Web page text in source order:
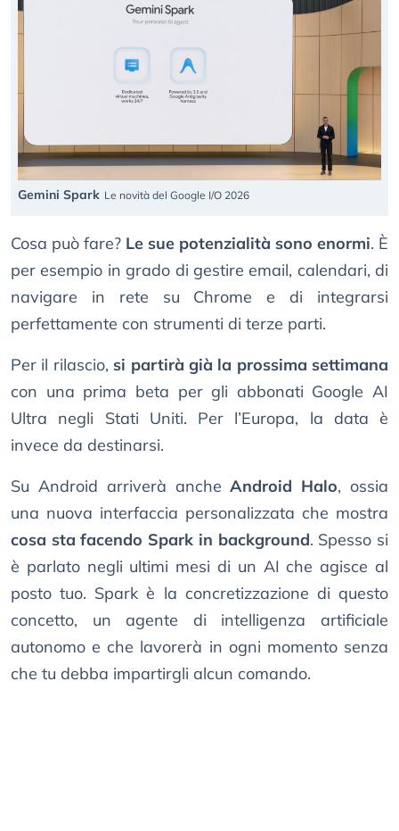
Gemini Spark Le novità del Google I/O 2026
Cosa può fare? Le sue potenzialità sono enormi. È
per esempio in grado di gestire email, calendari, di
navigare in rete su Chrome e di integrarsi
perfettamente con strumenti di terze parti.
Per il rilascio, si partirà già la prossima settimana
con una prima beta per gli abbonati Google AI
Ultra negli Stati Uniti. Per l’Europa, la data è
invece da destinarsi.
Su Android arriverà ancheAndroid Halo, ossia
una nuova interfaccia personalizzata che mostra
cosa sta facendo Spark in background. Spesso si
è parlato negli ultimi mesi di un AI che agisce al
posto tuo. Spark è la concretizzazione di questo
concetto, un agente di intelligenza artificiale
autonomo e che lavorerà in ogni momento senza
che tu debba impartirgli alcun comando.